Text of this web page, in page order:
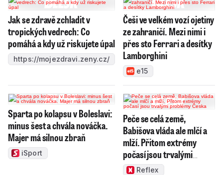
Jak se zdravě zchladit v
tropických vedrech: Co
pomáhá a kdy už riskujete úpal
https://mojezdravi.zeny.cz/
Češi ve velkém vozí ojetiny
ze zahraničí. Mezi nimi i
přes sto Ferrari a desítky
Lamborghini
e15
Sparta po kolapsu v Boleslavi:
minus šest a chvála nováčka.
Majer má silnou zbraň
iSport
Peče se celá země,
Babišova vláda ale mlčí a
mlží. Přitom extrémy
počasí jsou trvalými
problémy Česka
Reflex